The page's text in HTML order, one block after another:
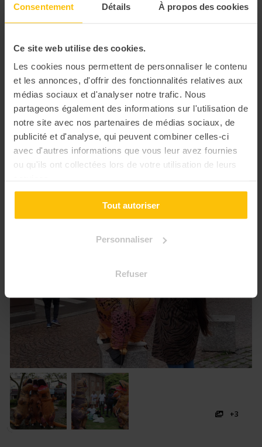
Consentement Détails À propos des cookies
Ce site web utilise des cookies.
Les cookies nous permettent de personnaliser le contenu
et les annonces, d'offrir des fonctionnalités relatives aux
médias sociaux et d'analyser notre trafic. Nous
partageons également des informations sur l'utilisation de
notre site avec nos partenaires de médias sociaux, de
publicité et d'analyse, qui peuvent combiner celles-ci
avec d'autres informations que vous leur avez fournies
ou qu'ils ont collectées lors de votre utilisation de leurs
Tout autoriser
Personnaliser
Refuser
• La chasse au T-rex : Les oeufs de T-rex sont très
servirez-vous de repas ?
• La danse de la victoire : Rendez-vous autour du feu pour
célébrer votre victoire ! Votre haka sera-t-il légendaire dans
quelques milliers d’années ?
+3